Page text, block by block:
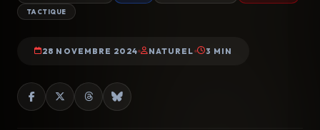
TACTIQUE
28 NOVEMBRE 2024 NATUREL 3 MIN